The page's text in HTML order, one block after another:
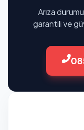
Arıza
garantili ve